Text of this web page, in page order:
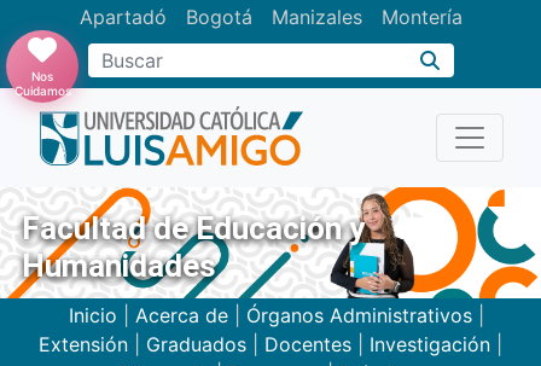
Apartadó Bogotá Manizales Montería
Buscar
Nos
Cuidamos
Facultad de Educación y
Humanidades
Inicio Acerca de Órganos Administrativos
Extensión
Graduados Docentes Investigación